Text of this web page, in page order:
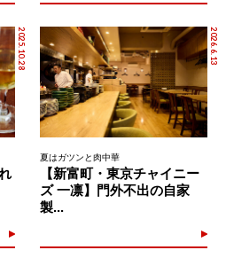
2025.10.28 2026.6.13
夏はガツンと肉中華
【新富町・東京チャイニー
ズ 一凛】門外不出の自家
製...